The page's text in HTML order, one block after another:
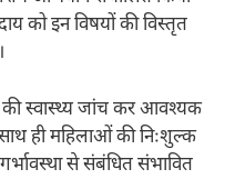
को इन विषयों की विस्तृत
स्वास्थ्य जांच कर आवश्यक
साथ ही महिलाओं की निःशुल्क
से संबंधित संभावित